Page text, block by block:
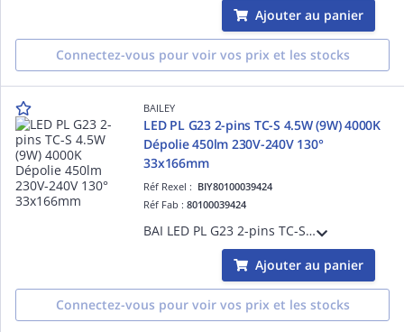
Ajouter au panier
Connectez-vous pour voir vos prix et les stocks
BAILEY
LED PL G23 2-pins TC-S 4.5W (9W) 4000K
Dépolie 450lm 230V-240V 130°
33x166mm
Réf Rexel : BIY80100039424
Réf Fab :80100039424
BAI LED PL G23 2-pins TC-S 4.5W (9W) 4000K Dépolie 450lm 230V-240V 130° 33x166mm Lampe LED Alt PLS Dulux S
Ajouter au panier
Connectez-vous pour voir vos prix et les stocks